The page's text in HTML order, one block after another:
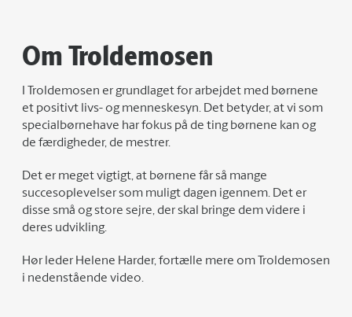
Om Troldemosen
I Troldemosen er grundlaget for arbejdet med børnene
et positivt livs- og menneskesyn. Det betyder, at vi som
specialbørnehave har fokus på de ting børnene kan og
de færdigheder, de mestrer.
Det er meget vigtigt, at børnene får så mange
succesoplevelser som muligt dagen igennem. ​Det er
disse små og store sejre, der skal bringe dem videre i
deres udvikling.​
Hør leder Helene Harder, fortælle mere om Troldemosen
i nedenstående video.